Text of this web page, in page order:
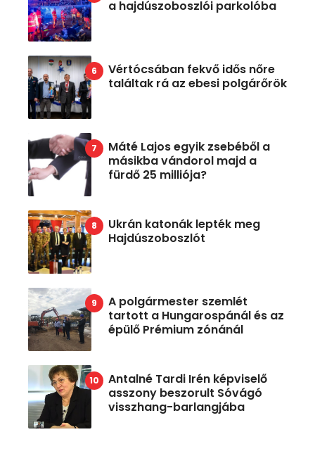
a hajdúszoboszlói parkolóba
Vértócsában fekvő idős nőre
találtak rá az ebesi polgárőrök
Máté Lajos egyik zsebéből a
másikba vándorol majd a
fürdő 25 milliója?
Ukrán katonák lepték meg
Hajdúszoboszlót
A polgármester szemlét
tartott a Hungarospánál és az
épülő Prémium zónánál
Antalné Tardi Irén képviselő
asszony beszorult Sóvágó
visszhang-barlangjába